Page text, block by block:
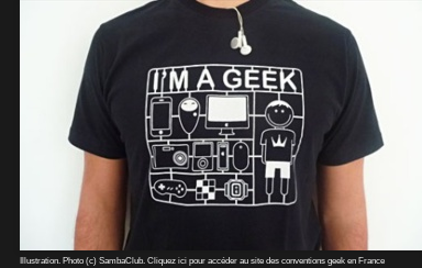
Illustration. Photo (c) SambaClub. Cliquez ici pour accéder au site des conventions geek en France